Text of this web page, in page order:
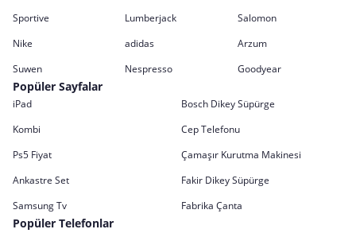
Sportive
Lumberjack
Salomon
Nike
adidas
Arzum
Suwen
Nespresso Goodyear
Popüler Sayfalar
iPad
Bosch Dikey Süpürge
Kombi
Cep Telefonu
Ps5 Fiyat
Çamaşır Kurutma Makinesi
Ankastre Set
Fakir Dikey Süpürge
Samsung Tv
Fabrika Çanta
Popüler Telefonlar